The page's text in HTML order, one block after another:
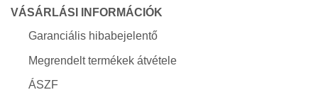
VÁSÁRLÁSI INFORMÁCIÓK
Garanciális hibabejelentő
Megrendelt termékek átvétele
ÁSZF